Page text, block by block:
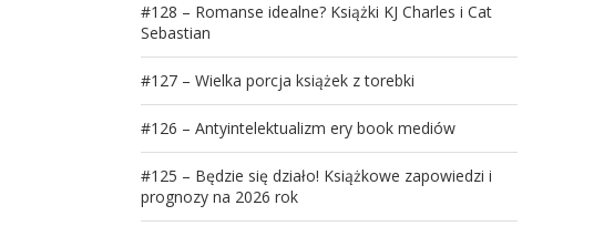
#128 – Romanse idealne? Książki KJ Charles i Cat
Sebastian
#127 – Wielka porcja książek z torebki
#126 – Antyintelektualizm ery book mediów
#125 – Będzie się działo! Książkowe zapowiedzi i
prognozy na 2026 rok